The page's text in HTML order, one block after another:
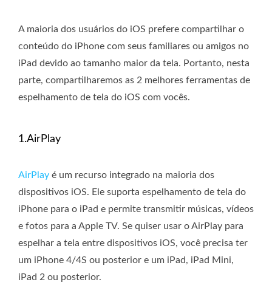
A maioria dos usuários do iOS prefere compartilhar o
conteúdo do iPhone com seus familiares ou amigos no
iPad devido ao tamanho maior da tela. Portanto, nesta
parte, compartilharemos as 2 melhores ferramentas de
espelhamento de tela do iOS com vocês.
1.AirPlay
AirPlay é um recurso integrado na maioria dos
dispositivos iOS. Ele suporta espelhamento de tela do
iPhone para o iPad e permite transmitir músicas, vídeos
e fotos para a Apple TV. Se quiser usar o AirPlay para
espelhar a tela entre dispositivos iOS, você precisa ter
um iPhone 4/4S ou posterior e um iPad, iPad Mini,
iPad 2 ou posterior.